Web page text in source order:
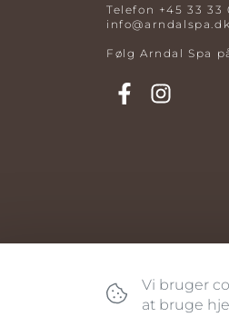
Telefon +45 33 33
info@arndalspa.dk
Følg Arndal Spa
Vi bruger
at bruge